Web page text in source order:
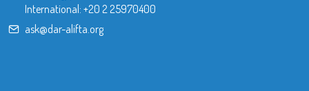
International: +20 2 25970400
ask@dar-alifta.org